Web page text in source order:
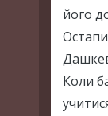
його
Коли